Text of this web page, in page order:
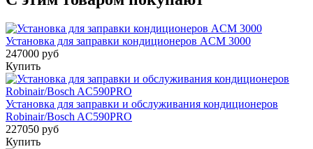
Установка для заправки кондиционеров ACM 3000
247000 руб
Купить
Установка для заправки и обслуживания кондиционеров
Robinair/Bosch AC590PRO
227050 руб
Купить